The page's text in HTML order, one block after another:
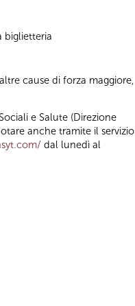
biglietteria
cause di forza maggiore,
e Salute (Direzione
anche tramite il servizio
dal lunedì al